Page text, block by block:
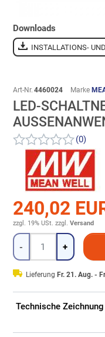
Downloads
INSTALLATIONS-
Art-Nr. 4460024 Marke
LED-
(0)
240,02
zzgl. 19% USt. zzgl. Versand
Menge
- +
Lieferung Fr. 21. Aug. -
Technische Zeichnung